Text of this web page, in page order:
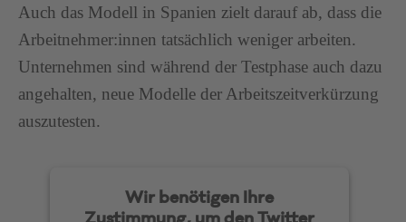
Auch das Modell in Spanien zielt darauf ab, dass die
Arbeitnehmer:innen tatsächlich weniger arbeiten.
Unternehmen sind während der Testphase auch dazu
angehalten, neue Modelle der Arbeitszeitverkürzung
auszutesten.
Wir benötigen Ihre